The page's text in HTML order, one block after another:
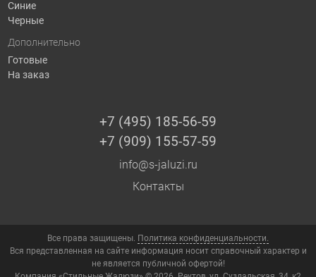
Синие
Черные
Дополнительно
Готовые
На заказ
+7 (495) 185-56-59
+7 (909) 155-57-59
info@s-jaluzi.ru
Контакты
Все права защищены. Политика конфиденциальности.
Вся представленная на сайте информация носит справочный характер и
не является публичной офертой!